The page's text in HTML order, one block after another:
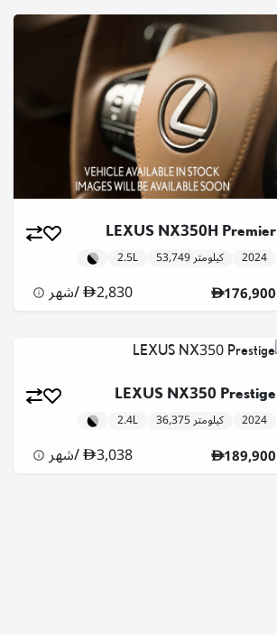
LEXUS NX350H Premier
2024 53,749 كيلومتر 2.5L
176,900
2,830
/شهر
LEXUS NX350 Prestige
2024 36,375 كيلومتر 2.4L
189,900
3,038
/شهر